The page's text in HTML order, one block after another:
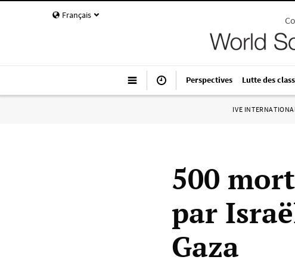
Français
Perspectives Lutte des
IVE
500
par
Gaza